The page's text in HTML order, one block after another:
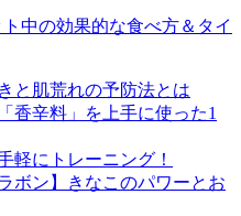
中の効果的な食べ方＆タイ
と肌荒れの予防法とは
香辛料」を上手に使った1
軽にトレーニング！
ボン】きなこのパワーとお